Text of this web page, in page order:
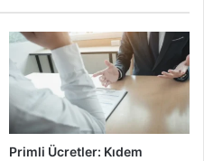
Primli Ücretler: Kıdem